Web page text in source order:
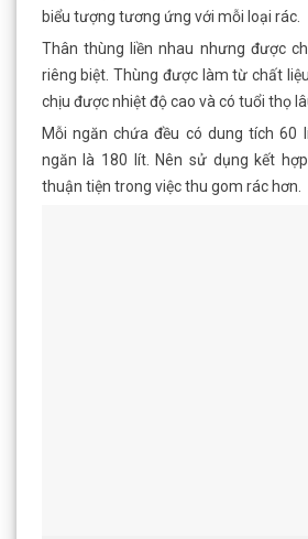
biểu tượng tương ứng với mỗi loại rác.
Thân thùng liền nhau nhưng được
riêng biệt. Thùng được làm từ chất
chịu được nhiệt độ cao và có tuổi thọ
Mỗi ngăn chứa đều có dung tích 60
ngăn là 180 lít. Nên sử dụng kết
thuận tiện trong việc thu gom rác hơn.